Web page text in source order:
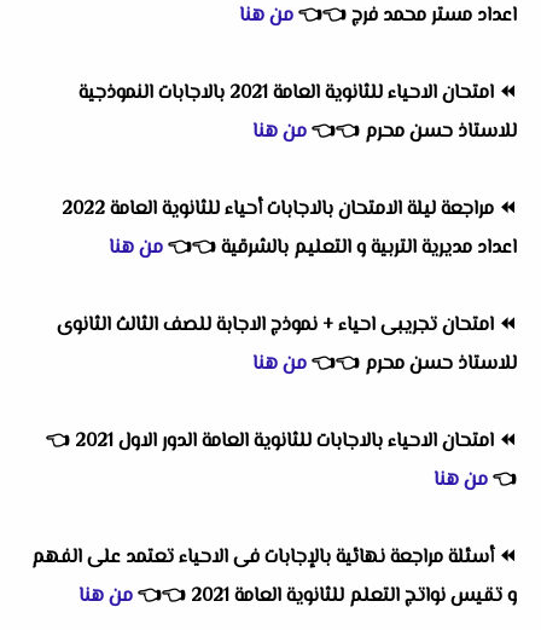
اعداد مستر محمد فرج👈
👈من هنا
⏪
امتحان الاحياء للثانوية العامة 2021 بالاجابات النموذجية
للاستاذ حسن محرم 👈
👈من هنا
⏪
مراجعة ليلة الامتحان بالاجابات أحياء للثانوية العامة 2022
اعداد مديرية التربية و التعليم بالشرقية👈
👈من هنا
⏪ امتحان تجريبى احياء + نموذج الاجابة للصف الثالث الثانوى
للاستاذ حسن محرم 👈
👈من هنا
⏪ امتحان الاحياء بالاجابات للثانوية العامة الدور الاول 2021
👈
👈من هنا
⏪أسئلة مراجعة نهائية بالإجابات فى الاحياء تعتمد على الفهم
و تقيس نواتج التعلم للثانوية العامة 2021
👈
👈من هنا